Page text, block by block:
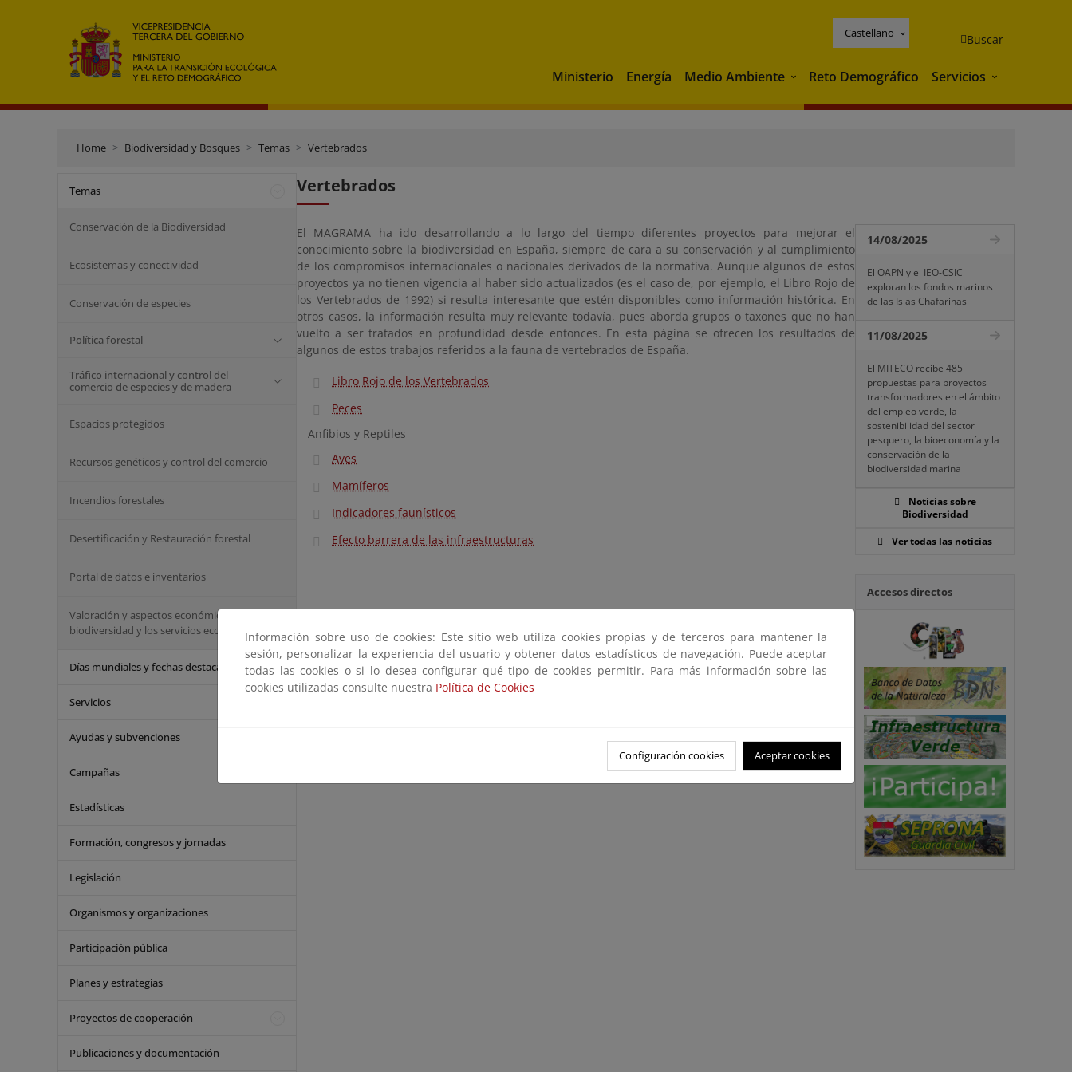
Castellano Buscar
Ministerio Energía Medio Ambiente Medio Ambiente
Reto Demográfico Servicios Servicios
Home Biodiversidad y Bosques Temas Vertebrados
Temas
Conservación de la Biodiversidad
Ecosistemas y conectividad
Conservación de especies
Política forestal
Tráfico internacional y control del
comercio de especies y de madera
Espacios protegidos
Recursos genéticos y control del comercio
Incendios forestales
Desertificación y Restauración forestal
Portal de datos e inventarios
Valoración y aspectos económicos de la
biodiversidad y los servicios ecosistémicos
Días mundiales y fechas destacadas
Servicios
Ayudas y subvenciones
Campañas
Estadísticas
Formación, congresos y jornadas
Legislación
Organismos y organizaciones
Participación pública
Planes y estrategias
Proyectos de cooperación
Publicaciones y documentación
Vertebrados
El MAGRAMA ha ido desarrollando a lo largo del tiempo diferentes proyectos para mejorar el
conocimiento sobre la biodiversidad en España, siempre de cara a su conservación y al cumplimiento
de los compromisos internacionales o nacionales derivados de la normativa. Aunque algunos de estos
proyectos ya no tienen vigencia al haber sido actualizados (es el caso de, por ejemplo, el Libro Rojo de
los Vertebrados de 1992) si resulta interesante que estén disponibles como información histórica. En
otros casos, la información resulta muy relevante todavía, pues aborda grupos o taxones que no han
vuelto a ser tratados en profundidad desde entonces. En esta página se ofrecen los resultados de
algunos de estos trabajos referidos a la fauna de vertebrados de España.
Libro Rojo de los Vertebrados
Peces
Anfibios y Reptiles
Aves
Mamíferos
Indicadores faunísticos
Efecto barrera de las infraestructuras
14/08/2025
El OAPN y el IEO-CSIC
exploran los fondos marinos
de las Islas Chafarinas
11/08/2025
El MITECO recibe 485
propuestas para proyectos
transformadores en el ámbito
del empleo verde, la
sostenibilidad del sector
pesquero, la bioeconomía y la
conservación de la
biodiversidad marina
Noticias sobre
Biodiversidad
Ver todas las noticias
Accesos directos
Información sobre uso de cookies: Este sitio web utiliza cookies propias y de terceros para mantener la
sesión, personalizar la experiencia del usuario y obtener datos estadísticos de navegación. Puede aceptar
todas las cookies o si lo desea configurar qué tipo de cookies permitir. Para más información sobre las
cookies utilizadas consulte nuestra Política de Cookies
Configuración cookies Aceptar cookies